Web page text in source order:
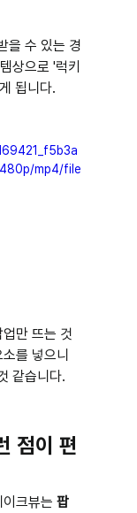
을 수 있는 경
상으로 '럭키
됩니다.
mp4/file
만 뜨는 것
를 넣으니
같습니다.
점이 편
크뷰는 팝